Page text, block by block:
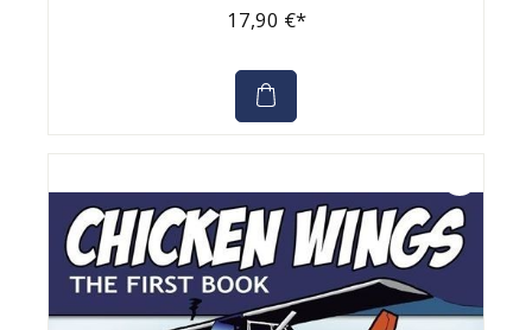
17,90 €*